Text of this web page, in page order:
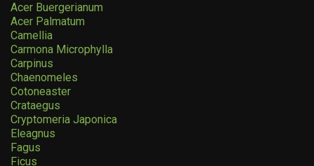
Acer Buergerianum
Acer Palmatum
Camellia
Carmona Microphylla
Carpinus
Chaenomeles
Cotoneaster
Crataegus
Cryptomeria Japonica
Eleagnus
Fagus
Ficus